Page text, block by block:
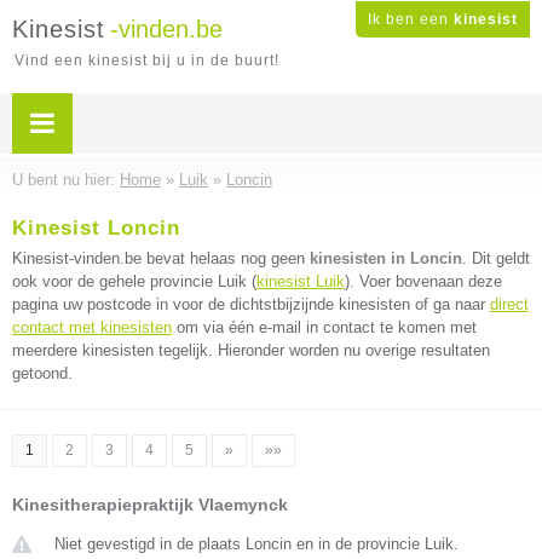
Ik ben een kinesist
Kinesist -vinden.be
Vind een kinesist bij u in de buurt!
U bent nu hier: Home » Luik » Loncin
Kinesist Loncin
Kinesist-vinden.be bevat helaas nog geen kinesisten in Loncin. Dit geldt
ook voor de gehele provincie Luik (kinesist Luik). Voer bovenaan deze
pagina uw postcode in voor de dichtstbijzijnde kinesisten of ga naar direct
contact met kinesisten om via één e-mail in contact te komen met
meerdere kinesisten tegelijk. Hieronder worden nu overige resultaten
getoond.
1 2 3 4 5 » »»
Kinesitherapiepraktijk Vlaemynck
Niet gevestigd in de plaats Loncin en in de provincie Luik.